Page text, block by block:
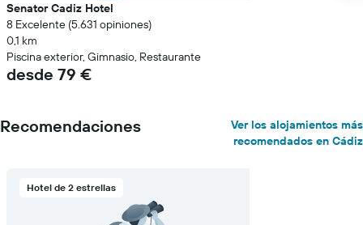
Senator Cadiz Hotel
8 Excelente (5.631 opiniones)
0,1 km
Piscina exterior, Gimnasio, Restaurante
desde 79 €
Recomendaciones
Ver los alojamientos más
recomendados en Cádiz
Hotel de 2 estrellas